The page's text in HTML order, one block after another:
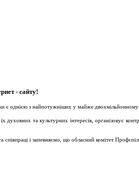
- сайту!
є однією з найпотужніших у майже двохмільйонному
та культурних інтересів, організовує
і запевняємо, що обласний комітет